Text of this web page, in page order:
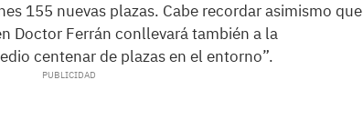
155 nuevas plazas. Cabe recordar asimismo que
Doctor Ferrán conllevará también a la
centenar de plazas en el entorno”.